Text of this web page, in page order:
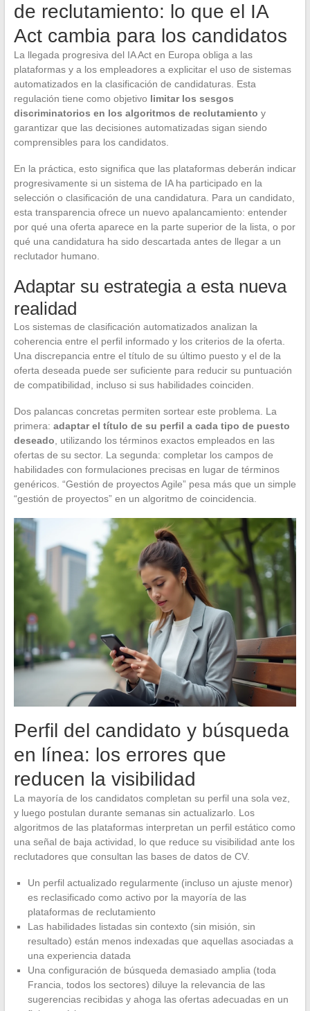
de reclutamiento: lo que el IA
Act cambia para los candidatos
La llegada progresiva del IA Act en Europa obliga a las
plataformas y a los empleadores a explicitar el uso de sistemas
automatizados en la clasificación de candidaturas. Esta
regulación tiene como objetivo limitar los sesgos
discriminatorios en los algoritmos de reclutamiento y
garantizar que las decisiones automatizadas sigan siendo
comprensibles para los candidatos.
En la práctica, esto significa que las plataformas deberán indicar
progresivamente si un sistema de IA ha participado en la
selección o clasificación de una candidatura. Para un candidato,
esta transparencia ofrece un nuevo apalancamiento: entender
por qué una oferta aparece en la parte superior de la lista, o por
qué una candidatura ha sido descartada antes de llegar a un
reclutador humano.
Adaptar su estrategia a esta nueva
realidad
Los sistemas de clasificación automatizados analizan la
coherencia entre el perfil informado y los criterios de la oferta.
Una discrepancia entre el título de su último puesto y el de la
oferta deseada puede ser suficiente para reducir su puntuación
de compatibilidad, incluso si sus habilidades coinciden.
Dos palancas concretas permiten sortear este problema. La
primera: adaptar el título de su perfil a cada tipo de puesto
deseado , utilizando los términos exactos empleados en las
ofertas de su sector. La segunda: completar los campos de
habilidades con formulaciones precisas en lugar de términos
genéricos. “Gestión de proyectos Agile” pesa más que un simple
“gestión de proyectos” en un algoritmo de coincidencia.
Perfil del candidato y búsqueda
en línea: los errores que
reducen la visibilidad
La mayoría de los candidatos completan su perfil una sola vez,
y luego postulan durante semanas sin actualizarlo. Los
algoritmos de las plataformas interpretan un perfil estático como
una señal de baja actividad, lo que reduce su visibilidad ante los
reclutadores que consultan las bases de datos de CV.
Un perfil actualizado regularmente (incluso un ajuste menor)
es reclasificado como activo por la mayoría de las
plataformas de reclutamiento
Las habilidades listadas sin contexto (sin misión, sin
resultado) están menos indexadas que aquellas asociadas a
una experiencia datada
Una configuración de búsqueda demasiado amplia (toda
Francia, todos los sectores) diluye la relevancia de las
sugerencias recibidas y ahoga las ofertas adecuadas en un